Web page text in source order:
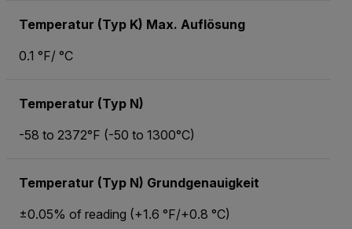
Temperatur (Typ K) Max. Auflösung
0.1 °F/ °C
Temperatur (Typ N)
-58 to 2372°F (-50 to 1300°C)
Temperatur (Typ N) Grundgenauigkeit
±0.05% of reading (+1.6 °F/+0.8 °C)